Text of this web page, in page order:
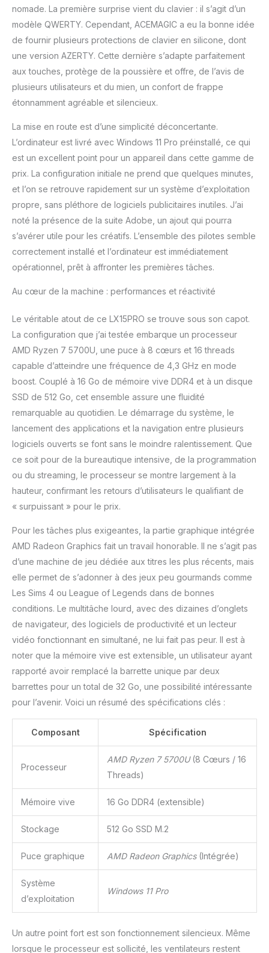
tirant le meilleur parti de
chaque charge. {16 Go de
RAM et 512 SSD} : ordinateur
portable gaming améliore
vos performances avec 16
Go de RAM DDR4,
extensible jusqu'à 64 Go.
Associée à un SSD de 512
Go, extensible jusqu'à 4 To
cette combinaison garantit
un accès aux données
ultra-rapide et une gestion
fluide des tâches
exigeantes telles que le
montage vidéo et les jeux,
sans ralentissement. {Wi-Fi
6 et Bluetooth 5.2} :
ACEMAGIC ordinateur
portable bénéficie de
d'une latence réduite et de
Wi-Fi 6, ce qui augmente
50 %. Bluetooth 5.2 garantit
une synchronisation rapide
et fiable avec les
périphériques pour une
expérience fluide, que vous
jouiez ou travaillez. {20 %
de latence en moins} :
l'ordinateur portable de jeu
LX15PRO offre une large
gamme d'options de
connectivité, y compris trois
ports USB 3.2 Gen1, un port
de type C (qui prend en
charge le transfert de
chargement), un port HDMI
3,5 mm. En outre, il prend
en charge une carte Micro
SD pour l'extension de
stockage, ce qui répond à
tous vos besoins de
connectivité et d'extension.
{Écran IPS FHD 16:9} : un
écran IPS HD de 15,6
pouces avec une résolution
de 1920 x 1080, qui offre
une expérience de
visualisation claire et vive.
Le format grand écran 16:9
et l'angle de vision de 180
images nettes et un champ
de vision large, que vous
éditiez des images ou que
vous donniez des
présentations
commerciales. Léger et
portable : avec un poids de
seulement 1,6 kg et des
x 1,8 cm, l'ordinateur
plastique, ce qui le rend
les voyages d'affaires et
une utilisation quotidienne.
nomade. La première surprise vient du clavier : il s’agit d’un
modèle QWERTY. Cependant, ACEMAGIC a eu la bonne idée
de fournir plusieurs protections de clavier en silicone, dont
une version AZERTY. Cette dernière s’adapte parfaitement
aux touches, protège de la poussière et offre, de l’avis de
plusieurs utilisateurs et du mien, un confort de frappe
étonnamment agréable et silencieux.
La mise en route est d’une simplicité déconcertante.
L’ordinateur est livré avec Windows 11 Pro préinstallé, ce qui
est un excellent point pour un appareil dans cette gamme de
prix. La configuration initiale ne prend que quelques minutes,
et l’on se retrouve rapidement sur un système d’exploitation
propre, sans pléthore de logiciels publicitaires inutiles. J’ai
noté la présence de la suite Adobe, un ajout qui pourra
s’avérer utile pour les créatifs. L’ensemble des pilotes semble
correctement installé et l’ordinateur est immédiatement
opérationnel, prêt à affronter les premières tâches.
Au cœur de la machine : performances et réactivité
Le véritable atout de ce LX15PRO se trouve sous son capot.
La configuration que j’ai testée embarque un processeur
AMD Ryzen 7 5700U, une puce à 8 cœurs et 16 threads
capable d’atteindre une fréquence de 4,3 GHz en mode
boost. Couplé à 16 Go de mémoire vive DDR4 et à un disque
SSD de 512 Go, cet ensemble assure une fluidité
remarquable au quotidien. Le démarrage du système, le
lancement des applications et la navigation entre plusieurs
logiciels ouverts se font sans le moindre ralentissement. Que
ce soit pour de la bureautique intensive, de la programmation
ou du streaming, le processeur se montre largement à la
hauteur, confirmant les retours d’utilisateurs le qualifiant de
« surpuissant » pour le prix.
Pour les tâches plus exigeantes, la partie graphique intégrée
AMD Radeon Graphics fait un travail honorable. Il ne s’agit pas
d’une machine de jeu dédiée aux titres les plus récents, mais
elle permet de s’adonner à des jeux peu gourmands comme
Les Sims 4 ou League of Legends dans de bonnes
conditions. Le multitâche lourd, avec des dizaines d’onglets
de navigateur, des logiciels de productivité et un lecteur
vidéo fonctionnant en simultané, ne lui fait pas peur. Il est à
noter que la mémoire vive est extensible, un utilisateur ayant
rapporté avoir remplacé la barrette unique par deux
barrettes pour un total de 32 Go, une possibilité intéressante
pour l’avenir. Voici un résumé des spécifications clés :
Composant Spécification
Processeur
AMD Ryzen 7 5700U(8 Cœurs / 16
Threads)
Mémoire vive 16 Go DDR4 (extensible)
Stockage 512 Go SSD M.2
Puce graphique AMD Radeon Graphics(Intégrée)
Système
d’exploitation
Windows 11 Pro
Un autre point fort est son fonctionnement silencieux. Même
lorsque le processeur est sollicité, les ventilateurs restent